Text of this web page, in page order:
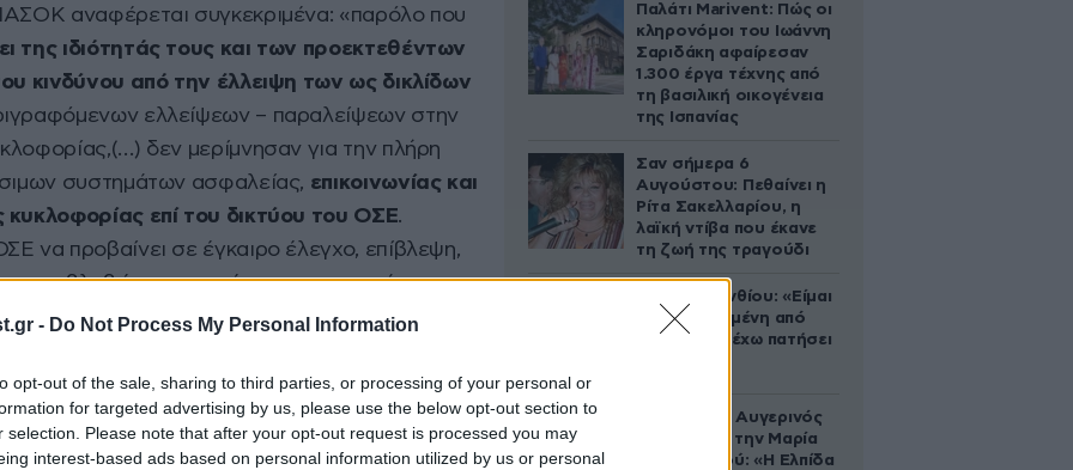
- Do Not Process My Personal Information
opt-out of the sale, sharing to third parties, or processing of your personal or
for targeted advertising by us, please use the below opt-out section to
selection. Please note that after your opt-out request is processed you may
interest-based ads based on personal information utilized by us or personal
αναφέρεται συγκεκριμένα: «παρόλο που
της ιδιότητάς τους και των προεκτεθέντων
κινδύνου από την έλλειψη των ως δικλίδων
ελλείψεων – παραλείψεων στην
δεν μερίμνησαν για την πλήρη
συστημάτων ασφαλείας, επικοινωνίας και
κυκλοφορίας επί του δικτύου του ΟΣΕ.
να προβαίνει σε έγκαιρο έλεγχο, επίβλεψη,
βλαβών, προκειμένου να επιτυγχάνεται
επί του σιδηροδρομικού δικτύου».
και τόπο (επίδικο τμήμα Λάρισας – Ν. Πόρων),
από τα ουσιώδη συστήματα ασφάλειας της
είχαν ληφθεί προληπτικά μέτρα
Παλάτι Marivent: Πώς οι
κληρονόμοι του Ιωάννη
Σαριδάκη αφαίρεσαν
1.300 έργα τέχνης από
τη βασιλική οικογένεια
της Ισπανίας
Σαν σήμερα 6
Αυγούστου: Πεθαίνει η
Ρίτα Σακελλαρίου, η
λαϊκή ντίβα που έκανε
τη ζωή της τραγούδι
Μαρία Κορινθίου: «Είμαι
πιο ευτυχισμένη από
ποτέ – Ναι, έχω πατήσει
Ο Θανάσης Αυγερινός
επιμένει για την Μαρία
Καρυστιανού: «Η Ελπίδα